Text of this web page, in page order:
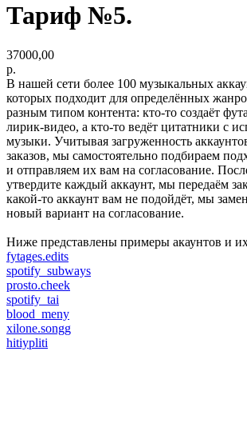
Тариф №5.
37000,00
р.
В нашей сети более 100 музыкальных
которых подходит для определённых
разным типом контента: кто-то создаёт
лирик-видео, а кто-то ведёт цитатники с
музыки. Учитывая загруженность
заказов, мы самостоятельно подбираем
и отправляем их вам на согласование.
утвердите каждый аккаунт, мы передаём
какой-то аккаунт вам не подойдёт, мы
новый вариант на согласование.
Ниже представлены примеры акаунтов и
fytages.edits
spotify_subways
prosto.cheek
spotify_tai
blood_meny
xilone.songg
hitiypliti